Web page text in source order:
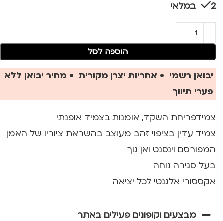
2 במלאי
הוספה לסל
יבואן רשמי • אחריות יצרן מקורית • מחיר יבואן ללא
פערי תיווך
צמידפריחת השקד, אומנות בצמיד אופנתי
צמיד עדין בציפוי זהב מעוצב בהשראת ציוריו של האמן
המפורסם וינסנט ואן גוך
בעל סגירה נוחה
אקססורי אלגנטי לכל יציאה
מבצעים וקופונים פעילים באתר